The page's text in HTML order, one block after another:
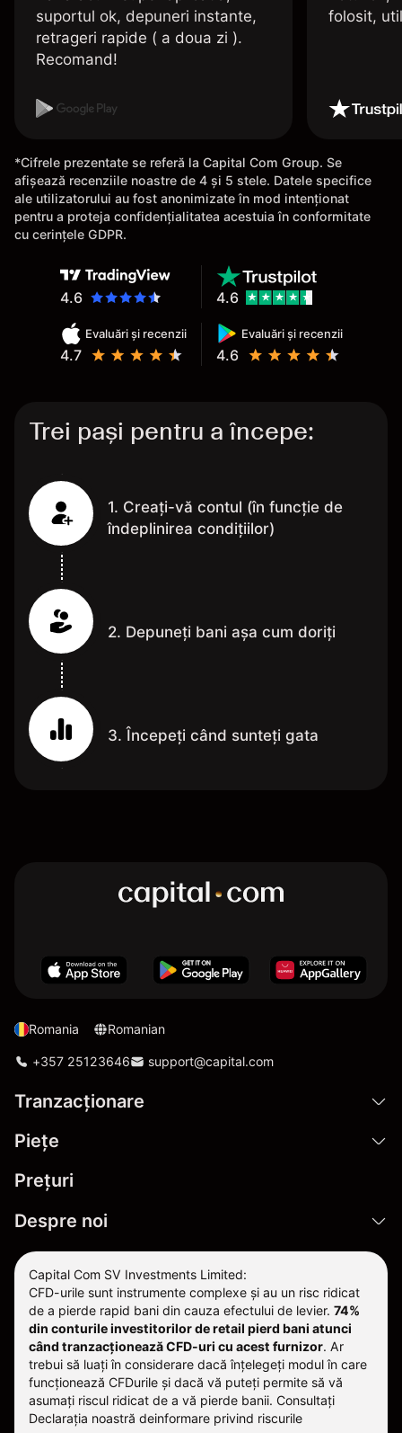
suportul ok, depuneri instante,
retrageri rapide ( a doua zi ).
Recomand!
folosit,
*Cifrele prezentate se referă la Capital Com Group. Se
afișează recenziile noastre de 4 și 5 stele. Datele specifice
ale utilizatorului au fost anonimizate în mod intenționat
pentru a proteja confidențialitatea acestuia în conformitate
cu cerințele GDPR.
4.6
Evaluări și recenzii
4.7
Evaluări și recenzii
4.6
4.6
Trei pași pentru a începe:
1. Creați-vă contul (în funcție de
îndeplinirea condițiilor)
2. Depuneți bani așa cum doriți
3. Începeți când sunteți gata
Romania Romanian
+357 25123646 support@capital.com
Tranzacționare
Pieţe
Prețuri
Despre noi
Capital Com SV Investments Limited:
CFD-urile sunt instrumente complexe și au un risc ridicat
de a pierde rapid bani din cauza efectului de levier. 74%
din conturile investitorilor de retail pierd bani atunci
când tranzacționează CFD-uri cu acest furnizor. Ar
trebui să luați în considerare dacă înțelegeți modul în care
funcționează CFDurile și dacă vă puteți permite să vă
asumați riscul ridicat de a vă pierde banii. Consultați
Declarația noastră deinformare privind riscurile